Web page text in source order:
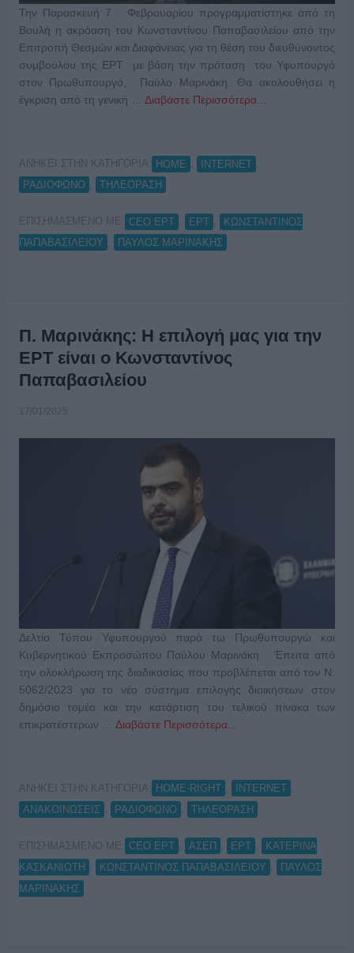
Την Παρασκευή 7 Φεβρουαρίου προγραμματίστηκε από τη
Βουλή η ακρόαση του Κωνσταντίνου Παπαβασιλείου από την
Επιτροπή Θεσμών και Διαφάνειας για τη θέση του διευθύνοντος
συμβούλου της ΕΡΤ με βάση την πρόταση του Υφυπουργό
στον Πρωθυπουργό, Παύλο Μαρινάκη. Θα ακολουθήσει η
έγκριση από τη γενική … Διαβάστε Περισσότερα...
ΑΝΗΚΕΙ ΣΤΗΝ ΚΑΤΗΓΟΡΙΑ: HOME INTERNET
ΡΑΔΙΟΦΩΝΟ
ΤΗΛΕΟΡΑΣΗ
ΕΠΙΣΗΜΑΣΜΕΝΟ ΜΕ: CEO ΕΡΤ ΕΡΤ
ΚΩΝΣΤΑΝΤΙΝΟΣ
ΠΑΠΑΒΑΣΙΛΕΙΟΥ
ΠΑΥΛΟΣ ΜΑΡΙΝΑΚΗΣ
Π. Μαρινάκης: Η επιλογή μας για την
ΕΡΤ είναι ο Κωνσταντίνος
Παπαβασιλείου
17/01/2025
Δελτίο Τύπου Υφυπουργού παρά τω Πρωθυπουργώ και
Κυβερνητικού Εκπροσώπου Παύλου Μαρινάκη Έπειτα από
την ολοκλήρωση της διαδικασίας που προβλέπεται από τον Ν.
5062/2023 για το νέο σύστημα επιλογής διοικήσεων στον
δημόσιο τομέα και την κατάρτιση του τελικού πίνακα των
επικρατέστερων … Διαβάστε Περισσότερα...
ΑΝΗΚΕΙ ΣΤΗΝ ΚΑΤΗΓΟΡΙΑ: HOME-RIGHT INTERNET
ΑΝΑΚΟΙΝΩΣΕΙΣ
ΡΑΔΙΟΦΩΝΟ ΤΗΛΕΟΡΑΣΗ
ΕΠΙΣΗΜΑΣΜΕΝΟ ΜΕ: CEO ΕΡΤ ΑΣΕΠ ΕΡΤ
ΚΑΤΕΡΙΝΑ
ΚΑΣΚΑΝΙΩΤΗ
ΚΩΝΣΤΑΝΤΙΝΟΣ ΠΑΠΑΒΑΣΙΛΕΙΟΥ
ΠΑΥΛΟΣ
ΜΑΡΙΝΑΚΗΣ